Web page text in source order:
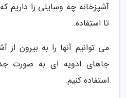
آشپزخانه چه وسایلی را داریم
تا استفاده.
می توانیم آنها را به بیرون از
جاهای ادویه ای به صورت
استفاده کنیم.